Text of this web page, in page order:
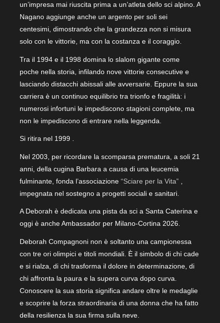
un’impresa mai riuscita prima a un’atleta dello sci alpino. A
Nagano aggiunge anche un argento per soli sei
centesimi, dimostrando che la grandezza non si misura
solo con le vittorie, ma con la costanza e il coraggio.
Tra il 1994 e il 1998 domina lo slalom gigante come
poche nella storia, infilando nove vittorie consecutive e
lasciando distacchi abissali alle avversarie. Eppure la sua
carriera è un continuo equilibrio tra trionfo e fragilità: i
numerosi infortuni le impediscono stagioni complete, ma
non le impediscono di entrare nella leggenda.
Si ritira nel 1999 .
Nel 2003, per ricordare la scomparsa prematura, a soli 21
anni, della cugina Barbara a causa di una leucemia
fulminante, fonda l’associazione “Sciare per la Vita”
impegnata nel sostegno a progetti sociali e sanitari.
A Deborah è dedicata una pista da sci a Santa Caterina e
oggi è anche Ambassador per Milano-Cortina 2026.
Deborah Compagnoni non è soltanto una campionessa
con tre ori olimpici e titoli mondiali. È il simbolo di chi cade
e si rialza, di chi trasforma il dolore in determinazione, di
chi affronta la paura e la supera curva dopo curva.
Conoscere la sua storia significa andare oltre le medaglie
e scoprire la forza straordinaria di una donna che ha fatto
della resilienza la sua firma sulla neve.